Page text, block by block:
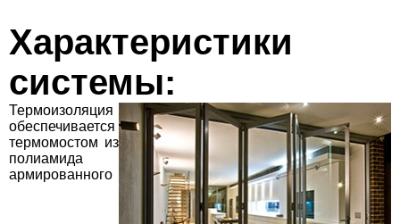
Характеристики
системы:
Термоизоляция
обеспечивается
термомостом из
полиамида
армированного